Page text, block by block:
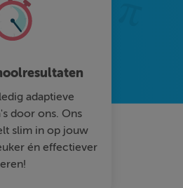
adaptieve
door ons. Ons
slim in op jouw
én effectiever